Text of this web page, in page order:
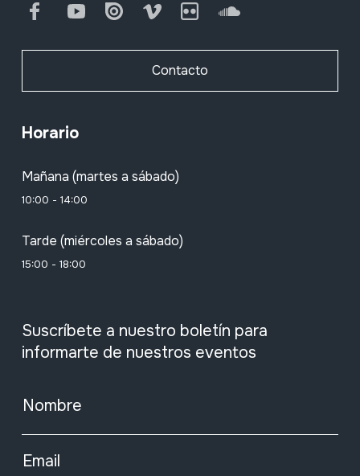
FacebookYoutube Issuu Vimeo Flickr SoundCloud
Contacto
Horario
Mañana (martes a sábado)
10:00 - 14:00
Tarde (miércoles a sábado)
15:00 - 18:00
Suscríbete a nuestro boletín para
informarte de nuestros eventos
Nombre
Email